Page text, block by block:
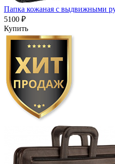
Папка кожаная с выдвижными
5100 ₽
Купить